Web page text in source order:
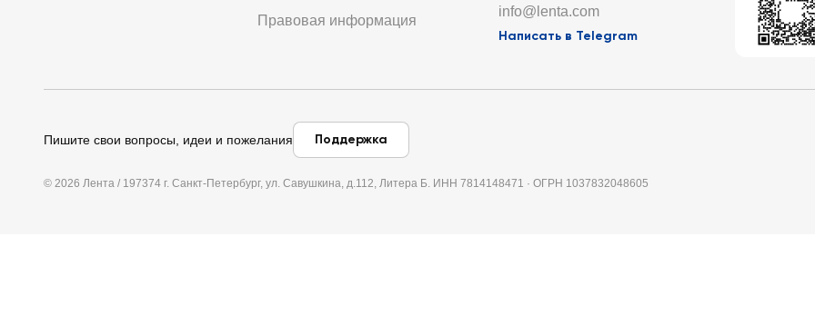
Правовая информация
info@lenta.com
Написать в Telegram
Пишите свои вопросы, идеи и пожелания Поддержка
© 2026 Лента / 197374 г. Санкт-Петербург, ул. Савушкина, д.112, Литера Б. ИНН 7814148471 · ОГРН 1037832048605